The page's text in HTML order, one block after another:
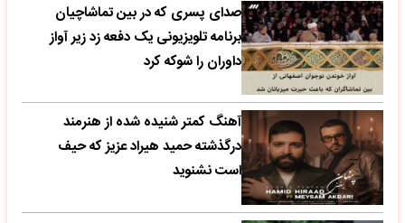
صدای پسری که در بین تماشاچیان
برنامه تلویزیونی یک دفعه زد زیر آواز
داوران را شوکه کرد
آهنگ کمتر شنیده شده از هنرمند
درگذشته حمید هیراد عزیز که حیف
است نشنوید